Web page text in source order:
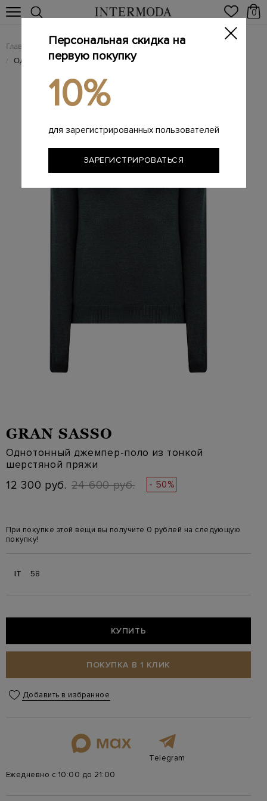
0
Главная Мужчинам / Одежда / Поло
/ Однотонный джемпер-поло из тонкой шерстяной пряжи
GRAN SASSO
Однотонный джемпер-поло из тонкой
шерстяной пряжи
12 300 руб. 24 600 руб. - 50%
При покупке этой вещи вы получите 0 рублей на следующую
покупку!
IT 58
КУПИТЬ
ПОКУПКА В 1 КЛИК
Добавить в избранное
Telegram
Ежедневно с 10:00 до 21:00
Персональная скидка на
первую покупку
10%
для зарегистрированных пользователей
ЗАРЕГИСТРИРОВАТЬСЯ